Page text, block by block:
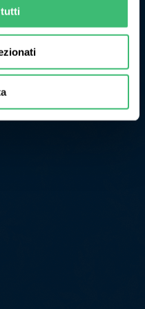
fisiche di processo.